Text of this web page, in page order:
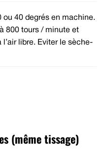
ou 40 degrés en machine.
800 tours / minute et
l’air libre. Eviter le sèche-
(même tissage)